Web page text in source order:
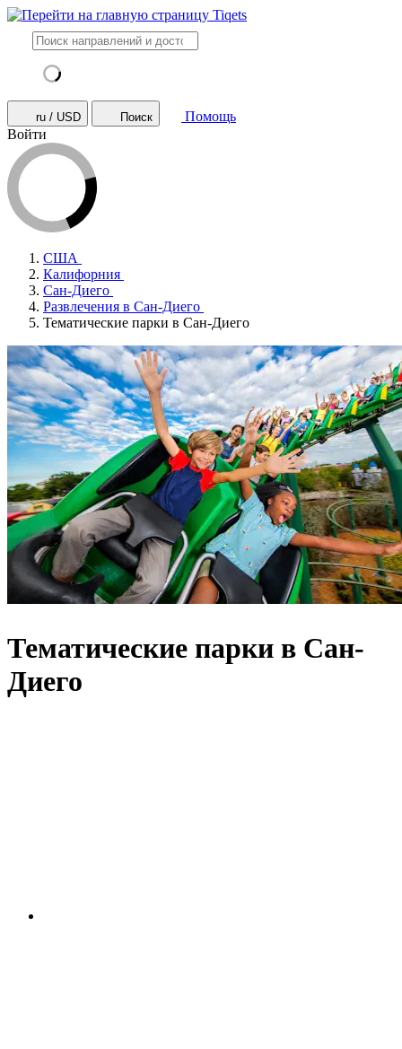
ru / USD Поиск
Помощь
Войти
США
Калифорния
Сан-Диего
Развлечения в Сан-Диего
Тематические парки в Сан-Диего
Тематические парки в Сан-
Диего